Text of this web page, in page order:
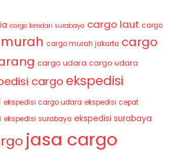
cargo kendari surabaya cargo laut cargo
cargo murah jakarta cargo
cargo udara cargo udara
cargo ekspedisi
ekspedisi cargo udara ekspedisi cepat
ekspedisi surabaya ekspedisi surabaya
jasa cargo